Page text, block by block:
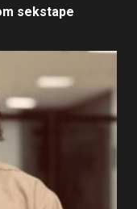
sekstape